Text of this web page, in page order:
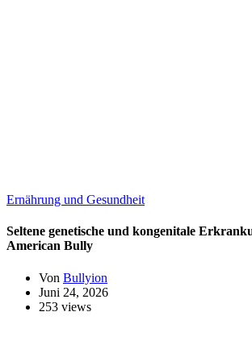
Ernährung und Gesundheit
Seltene genetische und kongenitale
American Bully
Von Bullyion
Juni 24, 2026
253 views